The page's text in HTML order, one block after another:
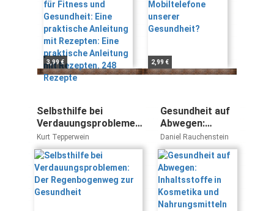
Rezepten: Eine
praktische
Anleitung mit
Rezepten. 248
Rezepte
3,99 € 2,99 €
Selbsthilfe bei
Verdauungsproblemen:
Der Regenbogenweg
zur Gesundheit
Kurt Tepperwein
Gesundheit auf
Abwegen:
Inhaltsstoffe in
Kosmetika und
Nahrungsmitteln
Daniel Rauchenstein